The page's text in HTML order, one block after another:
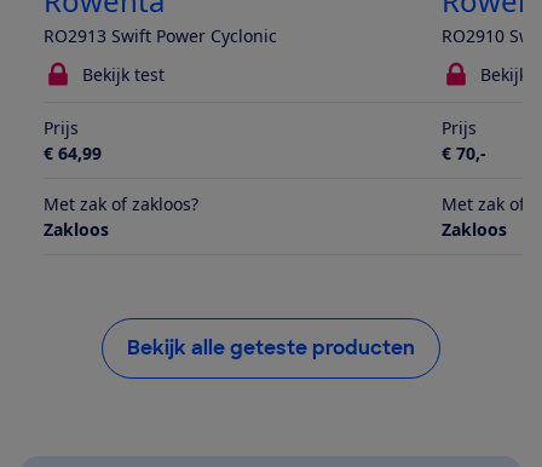
RO2913 Swift Power Cyclonic
RO2910
Bekijk test
Bekijk
Prijs
€ 64,99
Prijs
€ 70,-
Met zak of zakloos?
Zakloos
Met zak of
Zakloos
Bekijk alle geteste producten